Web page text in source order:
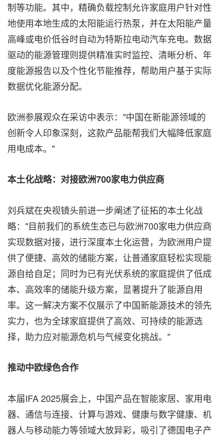
制等功能。其中，精确负载控制允许家庭用户针对性
地使用本地生成的太阳能运行热泵，并在太阳能产量
高峰或电价低谷时自动为特斯拉电动汽车充电。数据
驱动的能源管理则提供精准实时监控、清晰分析、年
度能源报告以及个性化节能推荐，帮助用户基于实际
数据优化能源分配。
欧洲参展观众在采访中表示："中国在新能源领域的
创新令人印象深刻，这款产品能帮我们大幅降低家庭
用电成本。"
本土化战略：对接欧洲700家电力供应商
刘兵斌在央视镜头前进一步阐述了征拓的本土化战
略："目前我们的系统生态已与欧洲700家电力供应商
实现数据对接，进行深度本土化运营，为欧洲用户提
供了便捷、高效的储能方案，让普通家庭轻松实现能
源自给自足；同时为已有光伏系统的家庭提供了低成
本、高效率的储能升级方案，显著提升了能源自用
率。这一解决方案不仅展示了中国新能源技术的领先
实力，也为全球家庭提供了高效、可持续的能源选
择，助力应对能源危机与气候变化挑战。"
推动中欧绿色合作
本届IFA 2025展会上，中国产品在智能家居、家用电
器、通信与连接、计算与游戏、健康与数字健康、机
器人与移动能力等领域大放异彩，吸引了德国电子产